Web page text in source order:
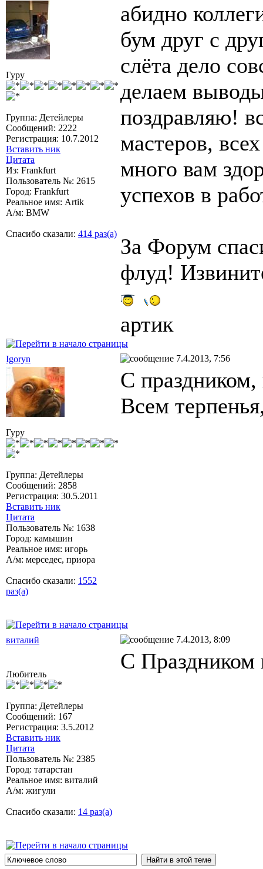
Гуру
Группа: Детейлеры
Сообщений: 2222
Регистрация: 10.7.2012
Вставить ник
Цитата
Из: Frankfurt
Пользователь №: 2615
Город: Frankfurt
Реальное имя: Artik
А/м: BMW
Спасибо сказали: 414 раз(а)
абидно
бум друг с
слёта дело
делаем
поздравляю!
мастеров,
много вам
успехов в
За Форум
флуд!
артик
Igoryn 7.4.2013, 7:56
Гуру
Группа: Детейлеры
Сообщений: 2858
Регистрация: 30.5.2011
Вставить ник
Цитата
Пользователь №: 1638
Город: камышин
Реальное имя: игорь
А/м: мерседес, приора
Спасибо сказали: 1552
раз(а)
С праздником,
Всем
виталий 7.4.2013, 8:09
Любитель
Группа: Детейлеры
Сообщений: 167
Регистрация: 3.5.2012
Вставить ник
Цитата
Пользователь №: 2385
Город: татарстан
Реальное имя: виталий
А/м: жигули
Спасибо сказали: 14 раз(а)
С